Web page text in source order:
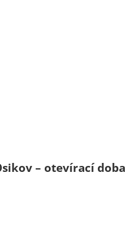
– otevírací doba